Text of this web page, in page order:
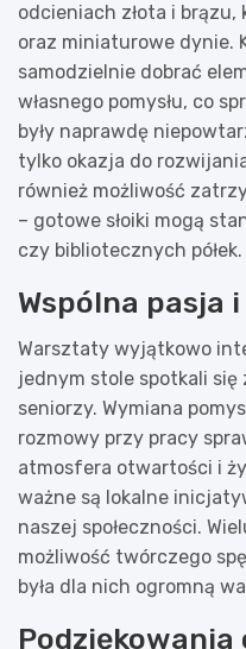
odcieniach złota i brązu,
oraz miniaturowe dynie.
samodzielnie dobrać
własnego pomysłu, co
były naprawdę
tylko okazja do
również możliwość
– gotowe słoiki mogą
czy bibliotecznych półek.
Wspólna pasja
Warsztaty wyjątkowo
jednym stole spotkali się
seniorzy. Wymiana
rozmowy przy pracy
atmosfera otwartości i
ważne są lokalne
naszej społeczności.
możliwość twórczego
była dla nich ogromną